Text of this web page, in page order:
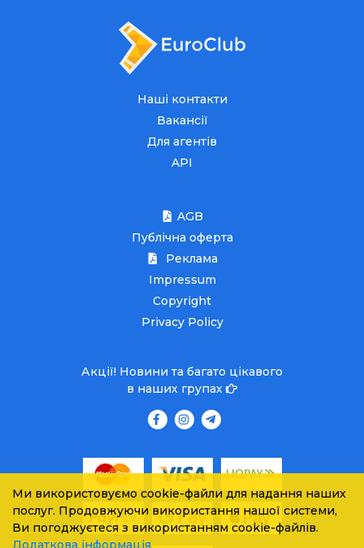
Наші контакти
Вакансії
Для агентів
API
AGB
Публічна оферта
Реклама
Impressum
Copyright
Privacy Policy
Акції! Новини та багато цікавого
в наших групах
Ми використовуємо cookie-файли для надання наших
послуг. Продовжуючи використання нашої системи,
Ви погоджуєтеся з використанням cookie-файлів.
Додаткова інформація